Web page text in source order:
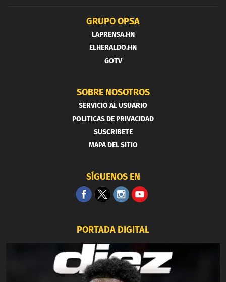
GRUPO OPSA
LAPRENSA.HN
ELHERALDO.HN
GOTV
SOBRE NOSOTROS
SERVICIO AL USUARIO
POLITICAS DE PRIVACIDAD
SUSCRIBETE
MAPA DEL SITIO
SÍGUENOS EN
PORTADA DIGITAL